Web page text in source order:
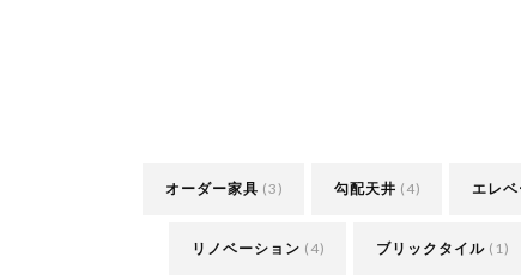
オーダー家具 (3) 勾配天井 (4) エレ
リノベーション (4) ブリックタイル(1)